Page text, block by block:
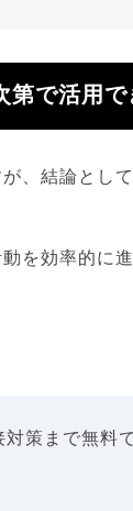
第で活用で
、結論とし
を効率的に
策まで無料